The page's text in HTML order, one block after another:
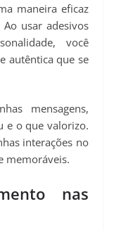
maneira eficaz
usar adesivos
você
autêntica que se
mensagens,
e o que valorizo.
interações no
memoráveis.
nas